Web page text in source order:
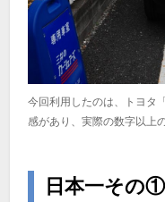
今回利用したのは、トヨタ
感があり、実際の数字以上
日本一その